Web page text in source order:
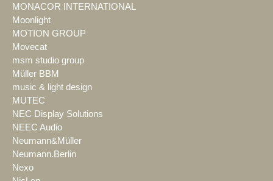
MONACOR INTERNATIONAL
Moonlight
MOTION GROUP
Movecat
msm studio group
Müller BBM
music & light design
MUTEC
NEC Display Solutions
NEEC Audio
Neumann&Müller
Neumann.Berlin
Nexo